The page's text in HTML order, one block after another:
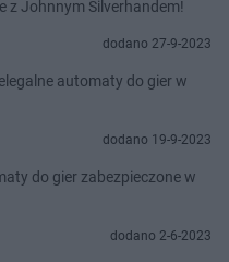
z Johnnym Silverhandem!
dodano 27-9-2023
automaty do gier w
dodano 19-9-2023
do gier zabezpieczone w
dodano 2-6-2023